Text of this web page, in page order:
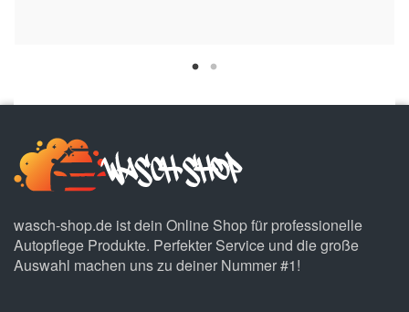
wasch-shop.de ist dein Online Shop für professionelle
Autopflege Produkte. Perfekter Service und die große
Auswahl machen uns zu deiner Nummer #1!